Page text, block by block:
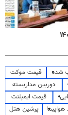
شده
قیمت موکت
دوربین مداربسته
قیمت ایمپلنت
هواپیما
پرشین هتل